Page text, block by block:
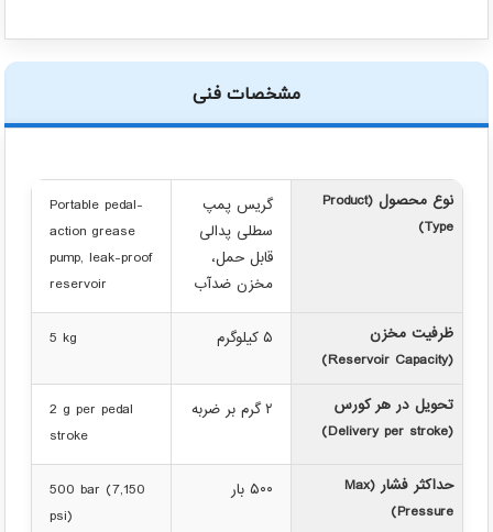
مشخصات فنی
نوع محصول (Product
Type)
گریس پمپ
سطلی پدالی
قابل حمل،
مخزن ضدآب
Portable pedal-
action grease
pump, leak-proof
reservoir
ظرفیت مخزن
(Reservoir Capacity)
۵ کیلوگرم 5 kg
تحویل در هر کورس
(Delivery per stroke)
۲ گرم بر ضربه
2 g per pedal
stroke
حداکثر فشار (Max
Pressure)
۵۰۰ بار
500 bar (7,150
psi)